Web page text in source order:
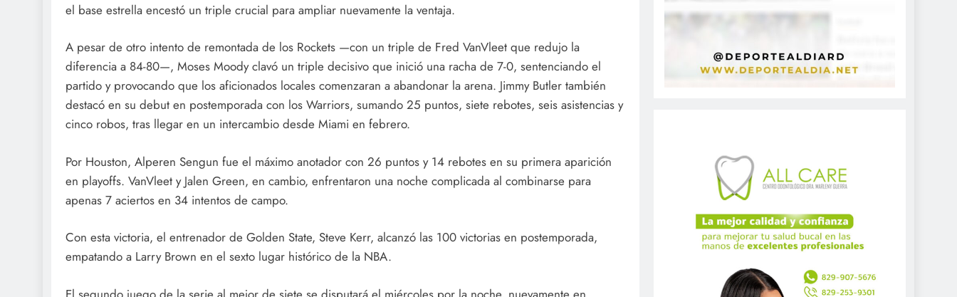
el base estrella encestó un triple crucial para ampliar nuevamente la ventaja.
A pesar de otro intento de remontada de los Rockets —con un triple de Fred VanVleet que redujo la
diferencia a 84-80—, Moses Moody clavó un triple decisivo que inició una racha de 7-0, sentenciando el
partido y provocando que los aficionados locales comenzaran a abandonar la arena. Jimmy Butler también
destacó en su debut en postemporada con los Warriors, sumando 25 puntos, siete rebotes, seis asistencias y
cinco robos, tras llegar en un intercambio desde Miami en febrero.
Por Houston, Alperen Sengun fue el máximo anotador con 26 puntos y 14 rebotes en su primera aparición
en playoffs. VanVleet y Jalen Green, en cambio, enfrentaron una noche complicada al combinarse para
apenas 7 aciertos en 34 intentos de campo.
Con esta victoria, el entrenador de Golden State, Steve Kerr, alcanzó las 100 victorias en postemporada,
empatando a Larry Brown en el sexto lugar histórico de la NBA.